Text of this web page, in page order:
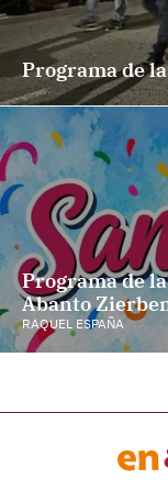
Programa de
Programa de
Abanto
RAQUEL ESPAÑA